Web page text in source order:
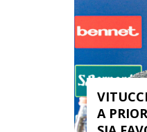
STABILIRE
CALENDARIO